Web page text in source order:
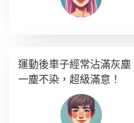
運動後車子經常沾滿灰
一塵不染，超級滿意！